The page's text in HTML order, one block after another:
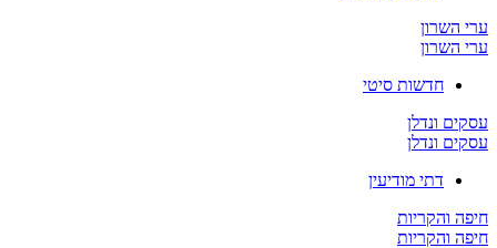
השרון
השרון
חדשות סיטי
ונדלן
ונדלן
דתי מודיעין
והקריות
והקריות